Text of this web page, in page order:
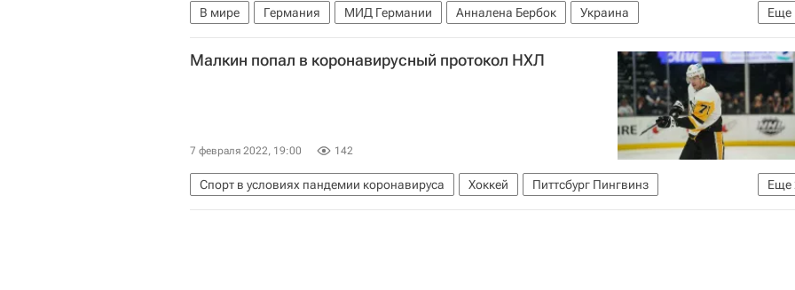
Еще
В мире Германия МИД Германии Анналена Бербок
Украина
Ситуация в ДНР и ЛНР
Малкин попал в коронавирусный протокол НХЛ
7 февраля 2022, 19:00 142
Еще
Спорт в условиях пандемии коронавируса Хоккей
Питтсбург Пингвинз
Евгений Малкин
Национальная хоккейная лига (НХЛ)